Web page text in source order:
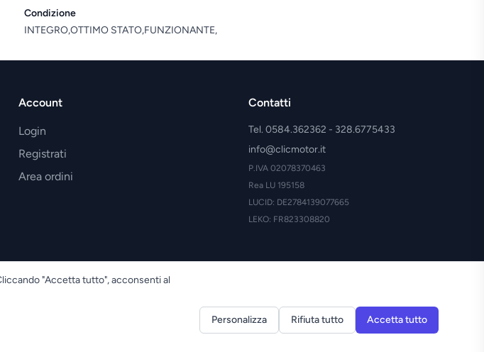
Condizione
INTEGRO,OTTIMO STATO,FUNZIONANTE,
Account
Login
Registrati
Area ordini
Contatti
Tel. 0584.362362 - 328.6775433
info@clicmotor.it
P.IVA 02078370463
Rea LU 195158
LUCID: DE2784139077665
LEKO: FR823308820
"Accetta tutto", acconsenti al
Personalizza Rifiuta tutto Accetta tutto